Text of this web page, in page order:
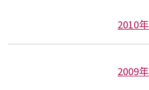
2010年
2009年